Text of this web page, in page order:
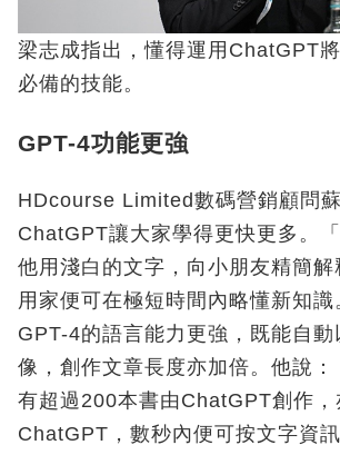
梁志成指出，懂得運用ChatGPT
必備的技能。
GPT-4功能更強
HDcourse Limited數碼營銷顧問蘇
ChatGPT讓大家學得更快更多。
他用淺白的文字，向小朋友精簡解
用家便可在極短時間內略懂新知識
GPT-4的語言能力更強，既能自動
像，創作文章長度亦加倍。他說：
有超過200本書由ChatGPT創作，
ChatGPT，數秒內便可按文字資